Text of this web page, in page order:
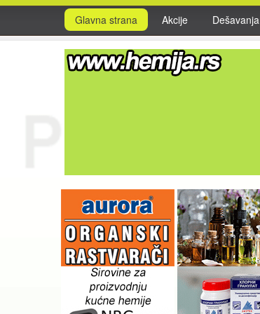
Glavna strana Akcije Dešavanja